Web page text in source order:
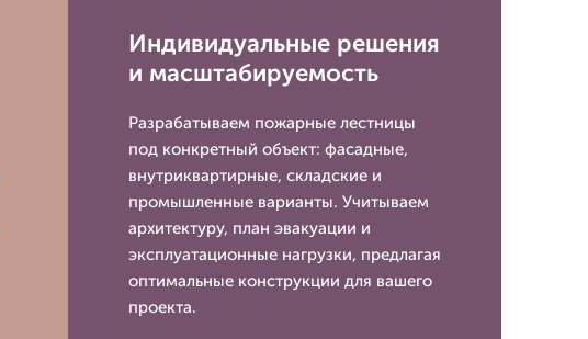
Индивидуальные решения
и масштабируемость
Разрабатываем пожарные лестницы
под конкретный объект: фасадные,
внутриквартирные, складские и
промышленные варианты. Учитываем
архитектуру, план эвакуации и
эксплуатационные нагрузки, предлагая
оптимальные конструкции для вашего
проекта.